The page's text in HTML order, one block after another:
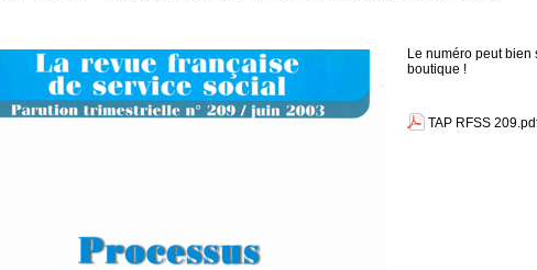
Le numéro peut bien
boutique !
TAP RFSS